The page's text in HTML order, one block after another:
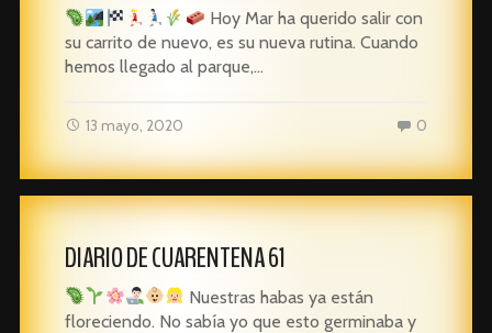
Hoy Mar ha querido salir con
su carrito de nuevo, es su nueva rutina. Cuando
hemos llegado al parque,…
13 mayo, 2020 0
DIARIO DE CUARENTENA 61
Nuestras habas ya están
floreciendo. No sabía yo que esto germinaba y